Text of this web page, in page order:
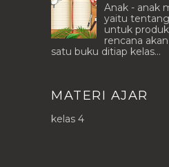
Anak - anak
yaitu
untuk
rencana
satu buku ditiap kelas...
MATERI AJAR
kelas 4